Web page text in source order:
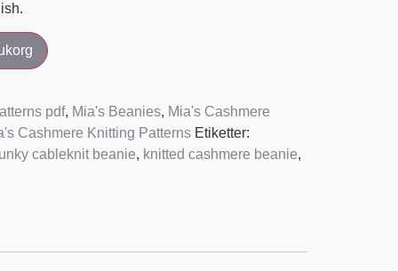
pdf, Mia's Beanies, Mia's Cashmere
Cashmere Knitting Patterns Etiketter:
cableknit beanie, knitted cashmere beanie,